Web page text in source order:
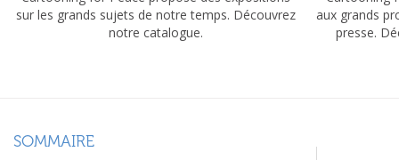
sur les grands sujets de notre temps. Découvrez
notre catalogue.
aux grands
presse.
SOMMAIRE